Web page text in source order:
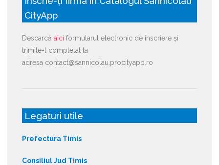
CityApp
Descarcă aici formularul electronic de înscriere și
trimite-l completat la
adresa contact@sannicolau.procityapp.ro
Legaturi utile
Prefectura Timis
Consiliul Jud Timis